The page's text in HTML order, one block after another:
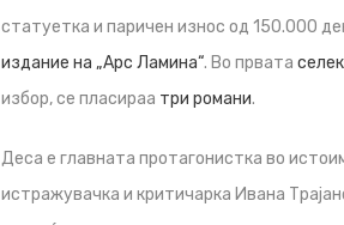
статуетка и паричен износ од 150.000
издание на „Арс Ламина“. Во првата
избор, се пласираа три романи.
Деса е главната протагонистка во
истражувачка и критичарка Ивана